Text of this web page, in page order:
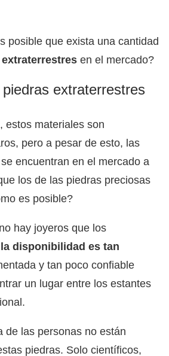
posible que exista una cantidad
en el mercado?
extraterrestres
estos materiales son
pero a pesar de esto, las
encuentran en el mercado a
los de las piedras preciosas
es posible?
hay joyeros que los
la disponibilidad es tan
y tan poco confiable
un lugar entre los estantes
de las personas no están
piedras. Solo científicos,